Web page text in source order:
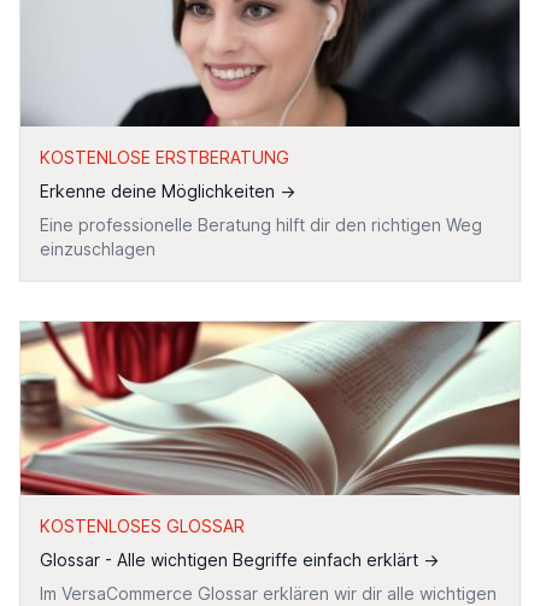
KOSTENLOSE ERSTBERATUNG
Erkenne deine Möglichkeiten →
Eine professionelle Beratung hilft dir den richtigen Weg
einzuschlagen
KOSTENLOSES GLOSSAR
Glossar - Alle wichtigen Begriffe einfach erklärt →
Im VersaCommerce Glossar erklären wir dir alle wichtigen